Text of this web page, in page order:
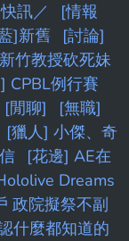
快訊／
[情報
]新舊
[討論]
竹教授砍死妹
CPBL例行賽
[閒聊]
[無職]
[獵人] 小傑、奇
信
[花邊] AE在
Dreams
政院擬祭不副
什麼都知道的